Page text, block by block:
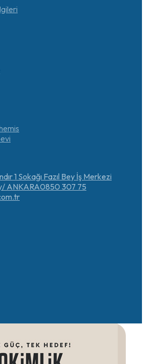
1 Sokağı Fazıl Bey İş Merkezi
ANKARA0850 307 75